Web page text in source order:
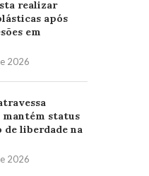
realizar
após
em
2026
mantém status
de liberdade na
2026